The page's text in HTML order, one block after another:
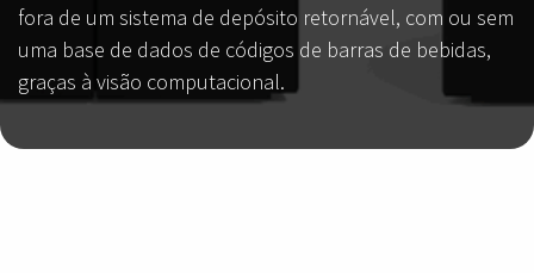
fora de um sistema de depósito retornável, com ou sem
uma base de dados de códigos de barras de bebidas,
graças à visão computacional.